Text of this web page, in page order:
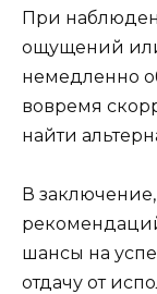
При
ощущений
немедленно
вовремя
найти
В
шансы на
отдачу от